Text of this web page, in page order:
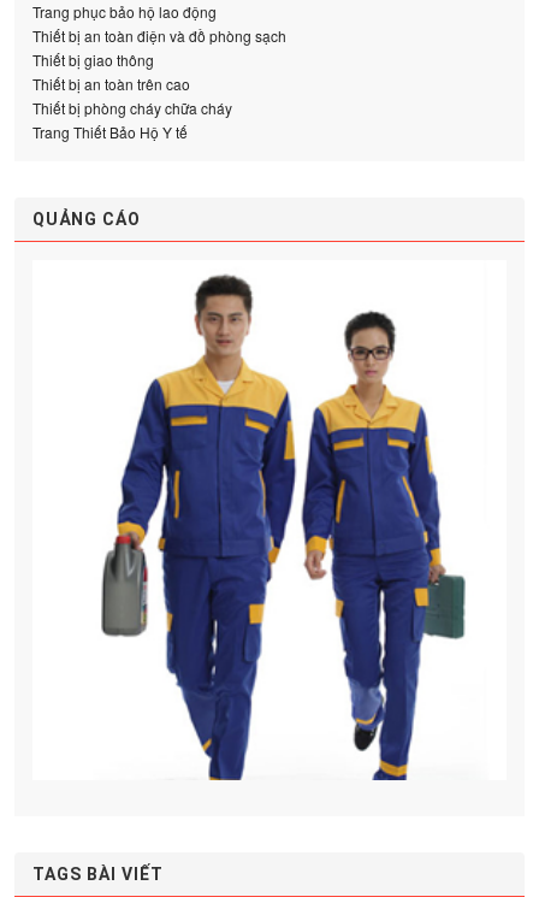
Trang phục bảo hộ lao động
Thiết bị an toàn điện và đồ phòng sạch
Thiết bị giao thông
Thiết bị an toàn trên cao
Thiết bị phòng cháy chữa cháy
Trang Thiết Bảo Hộ Y tế
QUẢNG CÁO
TAGS BÀI VIẾT